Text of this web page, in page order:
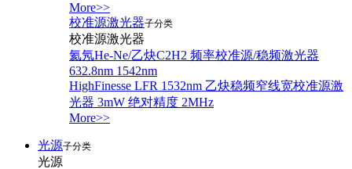
More>>
校准源激光器子分类
校准源激光器
氦氖He-Ne/乙炔C2H2 频率校准源/稳频激光器
632.8nm 1542nm
HighFinesse LFR 1532nm 乙炔稳频窄线宽校准源激
光器 3mW 绝对精度 2MHz
More>>
光源子分类
光源